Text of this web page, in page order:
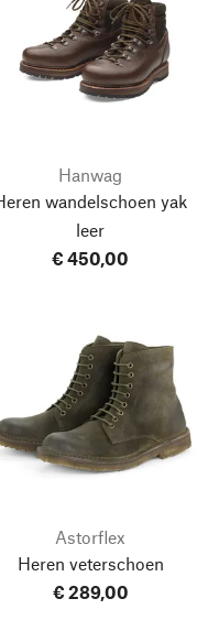
Hanwag
wandelschoen yak
leer
€ 450,00
Astorflex
Heren veterschoen
€ 289,00